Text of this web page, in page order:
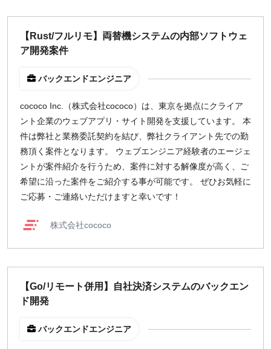
【Rust/フルリモ】両替機システムの内部ソフトウェ
ア開発案件
バックエンドエンジニア
cococo Inc.（株式会社cococo）は、東京を拠点にクライア
ント企業のウェブアプリ・サイト開発を支援しています。 本
件は弊社と業務委託契約を結び、弊社クライアント先での勤
務頂く案件となります。 ウェブエンジニア経験者のエージェ
ントが案件紹介を行うため、案件に対する解像度が高く、ご
希望に沿った案件をご紹介する事が可能です。 ぜひお気軽に
ご応募・ご連絡いただけますと幸いです！
株式会社cococo
【Go/リモート併用】自社決済システムのバックエン
ド開発
バックエンドエンジニア